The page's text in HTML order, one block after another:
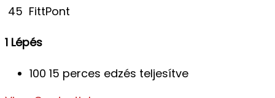
45 FittPont
1 Lépés
100 15 perces edzés teljesítve